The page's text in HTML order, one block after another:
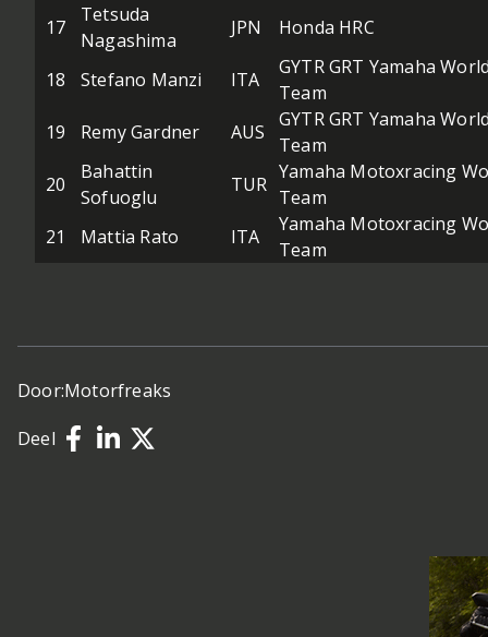
17
Tetsuda
Nagashima
JPN Honda HRC
18 Stefano Manzi ITA
GYTR GRT Yamaha
Team
19
Remy Gardner AUS
GYTR GRT Yamaha
Team
20
Bahattin
Sofuoglu
TUR
Yamaha Motoxracing
Team
21
Mattia Rato ITA
Yamaha Motoxracing
Team
Door:Motorfreaks
Deel